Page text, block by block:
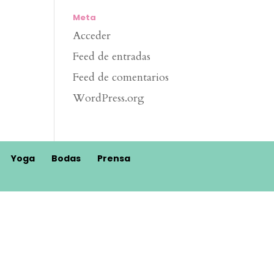
Meta
Acceder
Feed de entradas
Feed de comentarios
WordPress.org
Yoga Bodas
Prensa